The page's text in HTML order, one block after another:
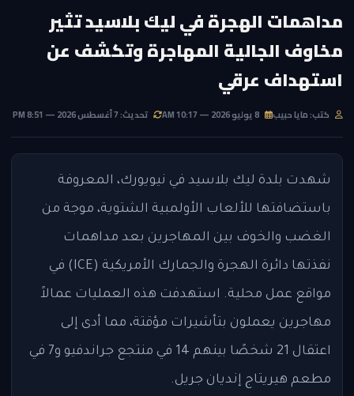
مداهمات الهجرة في ليك بلاسيد تثير
مخاوف الجالية المهاجرة وتكشف عن
استهداف عرقي
كتب: مايا حبيب تحديث: 7 أغسطس 2026 — 8:51 PM
شهدت بلدة ليك بلاسيد في نيويورك، المعروفة
باستضافتها للألعاب الأولمبية الشتوية، موجة من
الغضب والخوف بين المهاجرين بعد مداهمات
نفذتها دائرة الهجرة والجمارك الأمريكية (ICE) في
مواقع عمل محلية. استهدفت هذه العمليات عمالاً
مهاجرين يعملون بتأشيرات مؤقتة، مما أدى إلى
اعتقال 21 شخصًا بينهم 14 في منتجع جراندفيو و7 في
مطعم هيريتاج إنديان جريل.